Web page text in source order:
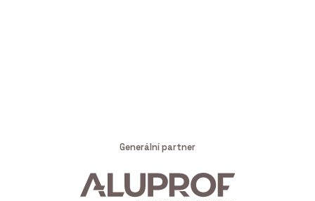
Generální partner